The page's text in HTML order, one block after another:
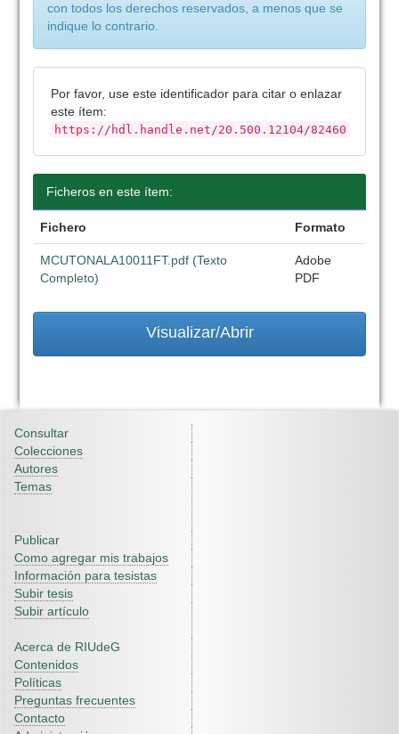
con todos los derechos reservados, a menos que se
indique lo contrario.
Por favor, use este identificador para citar o enlazar
este ítem:
https://hdl.handle.net/20.500.12104/82460
Ficheros en este ítem:
Fichero Formato
MCUTONALA10011FT.pdf (Texto
Completo)
Adobe
PDF
Visualizar/Abrir
Consultar
Colecciones
Autores
Temas
Publicar
Como agregar mis trabajos
Información para tesistas
Subir tesis
Subir artículo
Acerca de RIUdeG
Contenidos
Políticas
Preguntas frecuentes
Contacto